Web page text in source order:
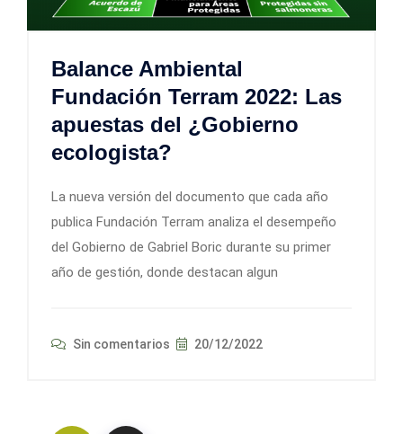
Balance Ambiental
Fundación Terram 2022: Las
apuestas del ¿Gobierno
ecologista?
La nueva versión del documento que cada año
publica Fundación Terram analiza el desempeño
del Gobierno de Gabriel Boric durante su primer
año de gestión, donde destacan algun
Sin comentarios 20/12/2022